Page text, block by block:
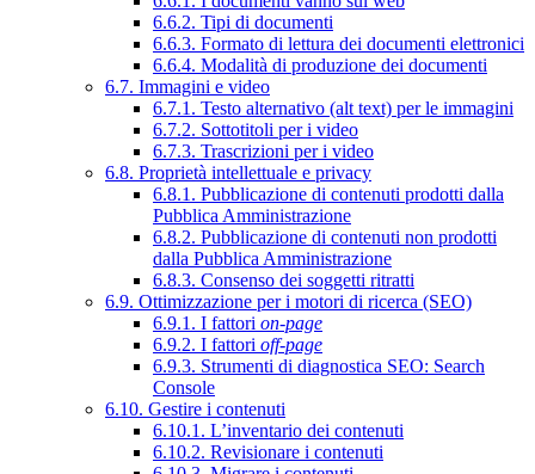
6.6.2. Tipi di documenti
6.6.3. Formato di lettura dei documenti elettronici
6.6.4. Modalità di produzione dei documenti
6.7. Immagini e video
6.7.1. Testo alternativo (alt text) per le immagini
6.7.2. Sottotitoli per i video
6.7.3. Trascrizioni per i video
6.8. Proprietà intellettuale e privacy
6.8.1. Pubblicazione di contenuti prodotti dalla
Pubblica Amministrazione
6.8.2. Pubblicazione di contenuti non prodotti
dalla Pubblica Amministrazione
6.8.3. Consenso dei soggetti ritratti
6.9. Ottimizzazione per i motori di ricerca (SEO)
6.9.1. I fattori on-page
6.9.2. I fattori off-page
6.9.3. Strumenti di diagnostica SEO: Search
Console
6.10. Gestire i contenuti
6.10.1. L’inventario dei contenuti
6.10.2. Revisionare i contenuti